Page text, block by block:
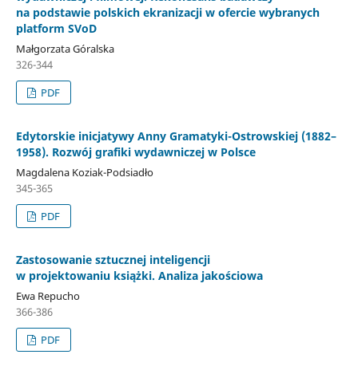
na podstawie polskich ekranizacji w ofercie wybranych
platform SVoD
Małgorzata Góralska
326-344
PDF
Edytorskie inicjatywy Anny Gramatyki-Ostrowskiej (1882–
1958). Rozwój grafiki wydawniczej w Polsce
Magdalena Koziak-Podsiadło
345-365
PDF
Zastosowanie sztucznej inteligencji
w projektowaniu książki. Analiza jakościowa
Ewa Repucho
366-386
PDF